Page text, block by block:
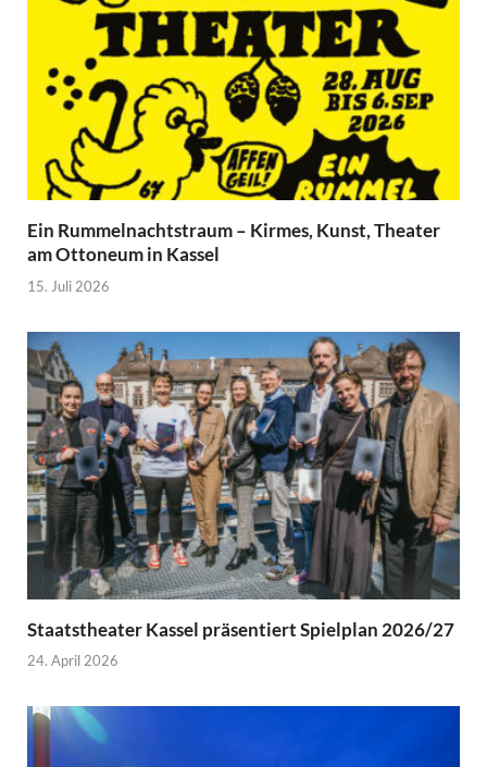
Ein Rummelnachtstraum – Kirmes, Kunst, Theater
am Ottoneum in Kassel
15. Juli 2026
Staatstheater Kassel präsentiert Spielplan 2026/27
24. April 2026